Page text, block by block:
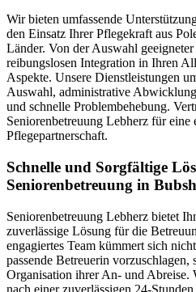
Wir bieten umfassende
den Einsatz Ihrer Pflegekraft aus
Länder. Von der Auswahl
reibungslosen Integration in Ihren
Aspekte. Unsere Dienstleistungen
Auswahl, administrative
und schnelle Problembehebung.
Seniorenbetreuung Lebherz für eine
Pflegepartnerschaft.
Schnelle und Sorgfältige
Seniorenbetreuung in
Seniorenbetreuung Lebherz bietet
zuverlässige Lösung für die
engagiertes Team kümmert sich
passende Betreuerin
Organisation ihrer An- und Abreise.
nach einer zuverlässigen 24-